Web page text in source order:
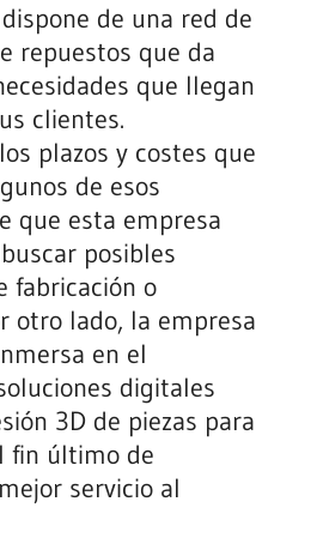
de una red de
repuestos que da
que llegan
clientes.
plazos y costes que
de esos
que esta empresa
posibles
fabricación o
otro lado, la empresa
en el
digitales
3D de piezas para
fin último de
servicio al